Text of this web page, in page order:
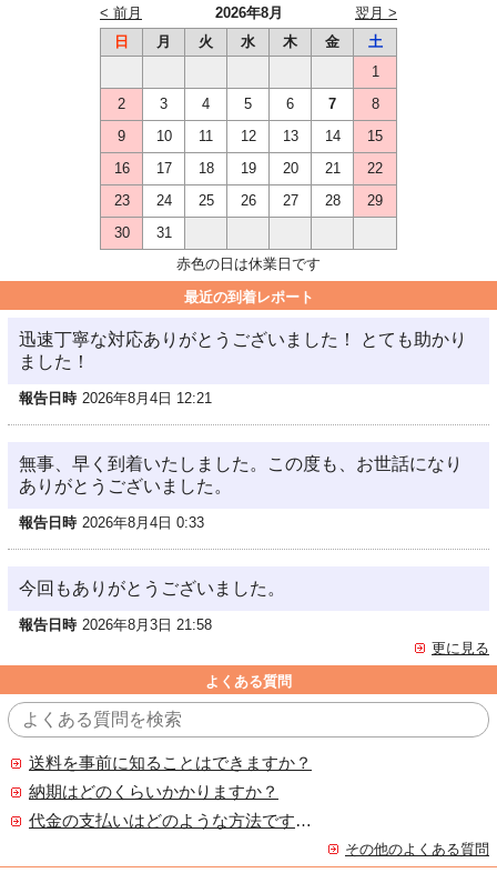
2026年8月
< 前月
翌月 >
日
月 火 水 木 金
土
1
2
3 4 5 6 7
8
9
10 11 12 13 14
15
16
17 18 19 20 21
22
23
24 25 26 27 28
29
30
31
赤色の日は休業日です
最近の到着レポート
迅速丁寧な対応ありがとうございました！ とても助かり
ました！
報告日時 2026年8月4日 12:21
無事、早く到着いたしました。この度も、お世話になり
ありがとうございました。
報告日時 2026年8月4日 0:33
今回もありがとうございました。
報告日時 2026年8月3日 21:58
更に見る
よくある質問
送料を事前に知ることはできますか？
納期はどのくらいかかりますか？
代金の支払いはどのような方法ですか？
その他のよくある質問